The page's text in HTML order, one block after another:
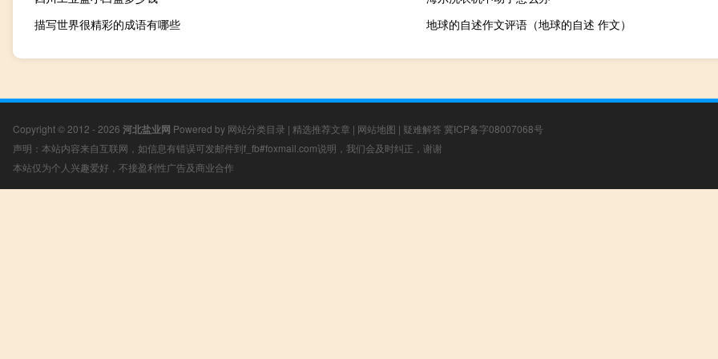
描写世界很精彩的成语有哪些
地球的自述作文评语（地球的自述 作文）
Copyright © 2012 - 2026 河北盐业网 Powered by 网站分类目录 | 精选推荐文章 | 网站地图 | 疑难解答 冀ICP备字08007068号
声明：本站内容来自互联网，如信息有错误可发邮件到f_fb#foxmail.com说明，我们会及时纠正，谢谢
本站仅为个人兴趣爱好，不接盈利性广告及商业合作